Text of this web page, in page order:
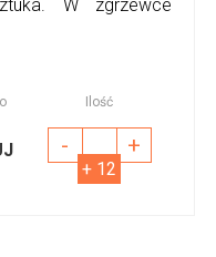
W zgrzewce
Ilość
- +
+ 12